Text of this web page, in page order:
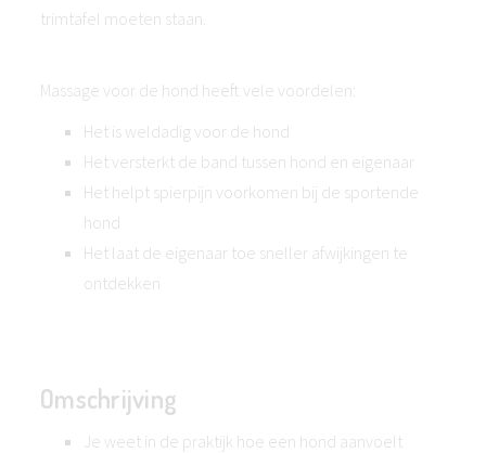
trimtafel moeten staan.
Massage voor de hond heeft vele voordelen:
Het is weldadig voor de hond
Het versterkt de band tussen hond en eigenaar
Het helpt spierpijn voorkomen bij de sportende
hond
Het laat de eigenaar toe sneller afwijkingen te
ontdekken
Omschrijving
Je weet in de praktijk hoe een hond aanvoelt